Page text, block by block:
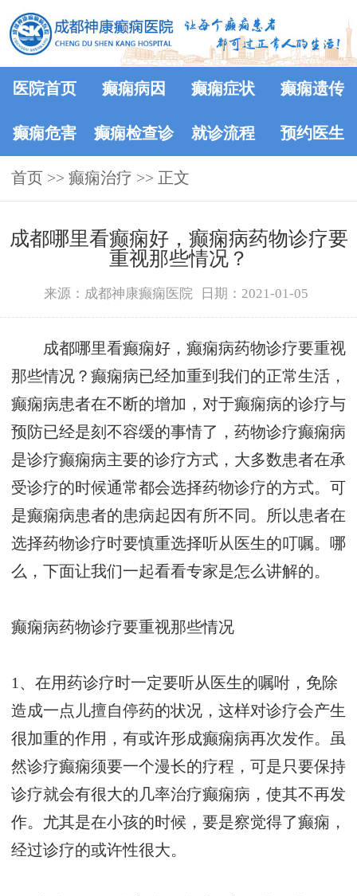
医院首页 癫痫病因 癫痫症状 癫痫遗传
癫痫危害 癫痫检查诊
断
就诊流程 预约医生
首页 >> 癫痫治疗 >> 正文
成都哪里看癫痫好，癫痫病药物诊疗要
重视那些情况？
来源：成都神康癫痫医院 日期：2021-01-05
成都哪里看癫痫好，癫痫病药物诊疗要重视
那些情况？癫痫病已经加重到我们的正常生活，
癫痫病患者在不断的增加，对于癫痫病的诊疗与
预防已经是刻不容缓的事情了，药物诊疗癫痫病
是诊疗癫痫病主要的诊疗方式，大多数患者在承
受诊疗的时候通常都会选择药物诊疗的方式。可
是癫痫病患者的患病起因有所不同。所以患者在
选择药物诊疗时要慎重选择听从医生的叮嘱。哪
么，下面让我们一起看看专家是怎么讲解的。
癫痫病药物诊疗要重视那些情况
1、在用药诊疗时一定要听从医生的嘱咐，免除
造成一点儿擅自停药的状况，这样对诊疗会产生
很加重的作用，有或许形成癫痫病再次发作。虽
然诊疗癫痫须要一个漫长的疗程，可是只要保持
诊疗就会有很大的几率治疗癫痫病，使其不再发
作。尤其是在小孩的时候，要是察觉得了癫痫，
经过诊疗的或许性很大。